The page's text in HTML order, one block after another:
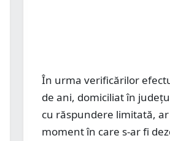
În urma verificărilor
de ani, domiciliat în
cu răspundere limitată,
moment în care s-ar fi